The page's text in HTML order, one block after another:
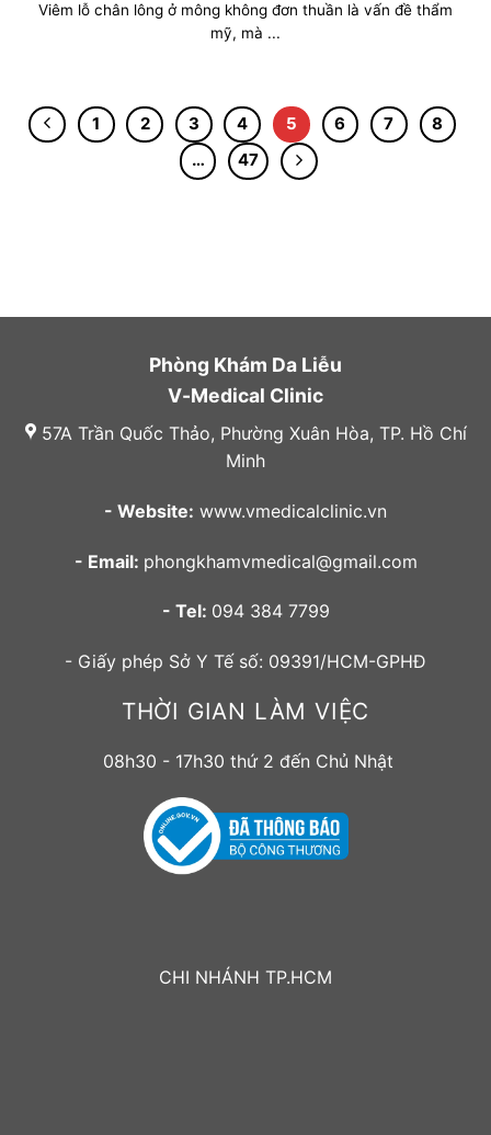
Viêm lỗ chân lông ở mông không đơn thuần là vấn đề thẩm
mỹ, mà ...
1 2 3 4 5 6 7
8
…
47
Phòng Khám Da Liễu
V-Medical Clinic
57A Trần Quốc Thảo, Phường Xuân Hòa, TP. Hồ Chí
Minh
- Website: www.vmedicalclinic.vn
- Email: phongkhamvmedical@gmail.com
- Tel: 094 384 7799
- Giấy phép Sở Y Tế số: 09391/HCM-GPHĐ
THỜI GIAN LÀM VIỆC
08h30 - 17h30 thứ 2 đến Chủ Nhật
CHI NHÁNH TP.HCM